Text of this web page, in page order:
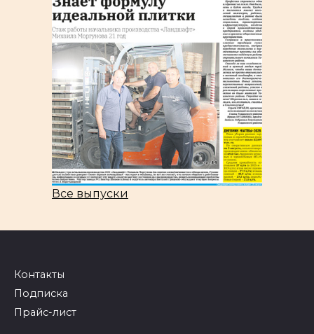
Все выпуски
Контакты
Подписка
Прайс-лист